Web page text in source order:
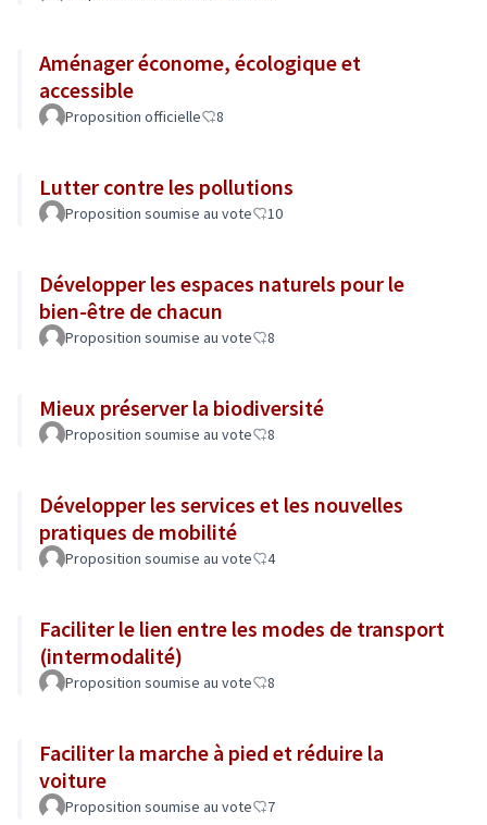
Aménager économe, écologique et
accessible
Proposition officielle 8
Lutter contre les pollutions
Proposition soumise au vote 10
Développer les espaces naturels pour le
bien-être de chacun
Proposition soumise au vote 8
Mieux préserver la biodiversité
Proposition soumise au vote 8
Développer les services et les nouvelles
pratiques de mobilité
Proposition soumise au vote 4
Faciliter le lien entre les modes de transport
(intermodalité)
Proposition soumise au vote 8
Faciliter la marche à pied et réduire la
voiture
Proposition soumise au vote 7